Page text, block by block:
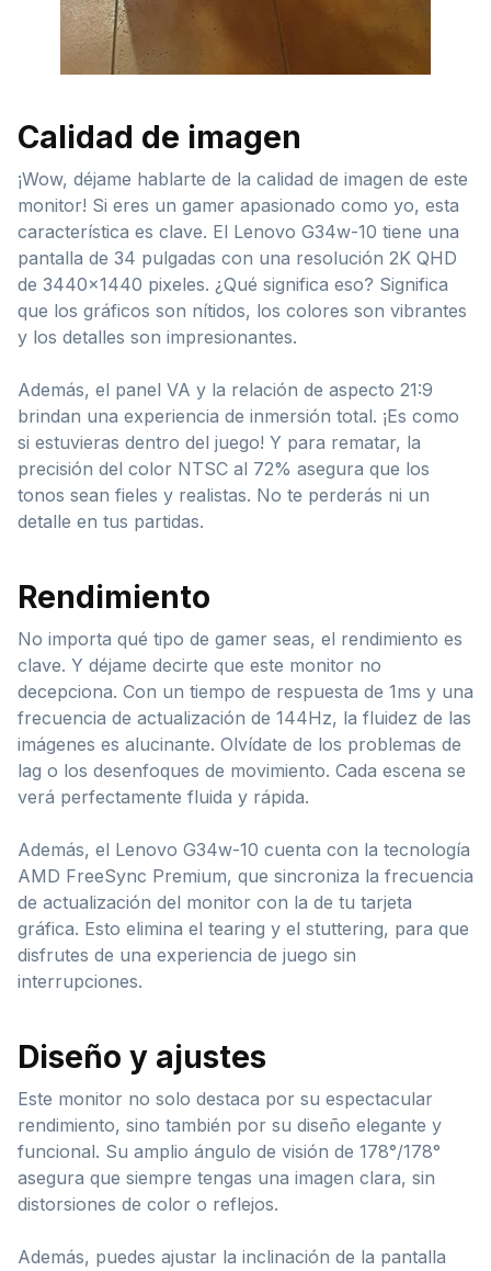
Calidad de imagen
¡Wow, déjame hablarte de la calidad de imagen de este
monitor! Si eres un gamer apasionado como yo, esta
característica es clave. El Lenovo G34w-10 tiene una
pantalla de 34 pulgadas con una resolución 2K QHD
de 3440×1440 pixeles. ¿Qué significa eso? Significa
que los gráficos son nítidos, los colores son vibrantes
y los detalles son impresionantes.
Además, el panel VA y la relación de aspecto 21:9
brindan una experiencia de inmersión total. ¡Es como
si estuvieras dentro del juego! Y para rematar, la
precisión del color NTSC al 72% asegura que los
tonos sean fieles y realistas. No te perderás ni un
detalle en tus partidas.
Rendimiento
No importa qué tipo de gamer seas, el rendimiento es
clave. Y déjame decirte que este monitor no
decepciona. Con un tiempo de respuesta de 1ms y una
frecuencia de actualización de 144Hz, la fluidez de las
imágenes es alucinante. Olvídate de los problemas de
lag o los desenfoques de movimiento. Cada escena se
verá perfectamente fluida y rápida.
Además, el Lenovo G34w-10 cuenta con la tecnología
AMD FreeSync Premium, que sincroniza la frecuencia
de actualización del monitor con la de tu tarjeta
gráfica. Esto elimina el tearing y el stuttering, para que
disfrutes de una experiencia de juego sin
interrupciones.
Diseño y ajustes
Este monitor no solo destaca por su espectacular
rendimiento, sino también por su diseño elegante y
funcional. Su amplio ángulo de visión de 178°/178°
asegura que siempre tengas una imagen clara, sin
distorsiones de color o reflejos.
Además, puedes ajustar la inclinación de la pantalla